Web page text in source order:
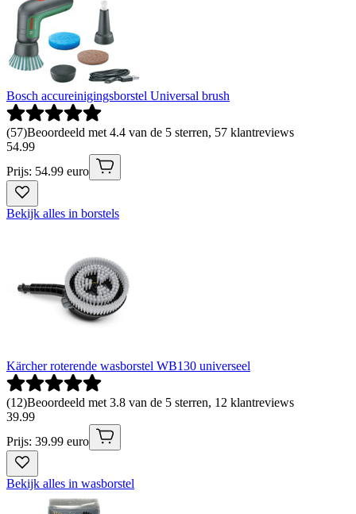
Bosch accureinigingsborstel Universal brush
(57)Beoordeeld met 4.4 van de 5 sterren, 57 klantreviews
54.99
Prijs: 54.99 euro
Bekijk alles in borstels
Kärcher roterende wasborstel WB130 universeel
(12)Beoordeeld met 3.8 van de 5 sterren, 12 klantreviews
39.99
Prijs: 39.99 euro
Bekijk alles in wasborstel